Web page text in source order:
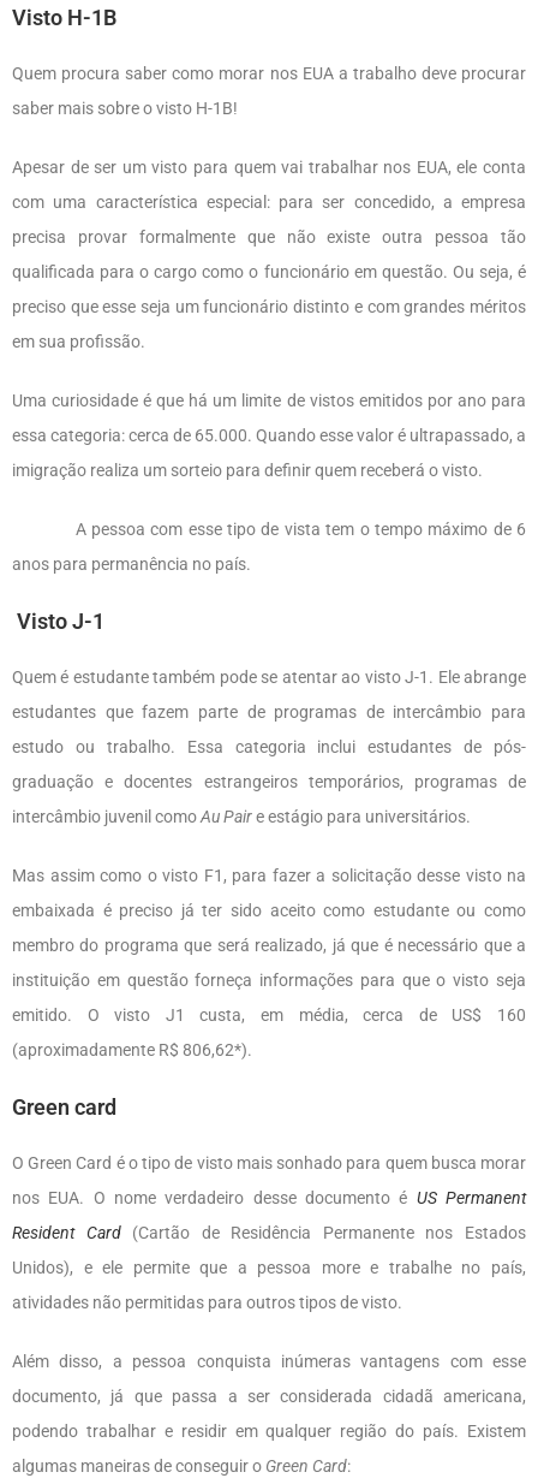
Visto H-1B
Quem procura saber como morar nos EUA a trabalho deve procurar
saber mais sobre o visto H-1B!
Apesar de ser um visto para quem vai trabalhar nos EUA, ele conta
com uma característica especial: para ser concedido, a empresa
precisa provar formalmente que não existe outra pessoa tão
qualificada para o cargo como o funcionário em questão. Ou seja, é
preciso que esse seja um funcionário distinto e com grandes méritos
em sua profissão.
Uma curiosidade é que há um limite de vistos emitidos por ano para
essa categoria: cerca de 65.000. Quando esse valor é ultrapassado, a
imigração realiza um sorteio para definir quem receberá o visto.
A pessoa com esse tipo de vista tem o tempo máximo de 6
anos para permanência no país.
Visto J-1
Quem é estudante também pode se atentar ao visto J-1. Ele abrange
estudantes que fazem parte de programas de intercâmbio para
estudo ou trabalho. Essa categoria inclui estudantes de pós-
graduação e docentes estrangeiros temporários, programas de
intercâmbio juvenil comoAu Paire estágio para universitários.
Mas assim como o visto F1, para fazer a solicitação desse visto na
embaixada é preciso já ter sido aceito como estudante ou como
membro do programa que será realizado, já que é necessário que a
instituição em questão forneça informações para que o visto seja
emitido. O visto J1 custa, em média, cerca de US$ 160
(aproximadamente R$ 806,62*).
Green card
O Green Card é o tipo de visto mais sonhado para quem busca morar
nos EUA. O nome verdadeiro desse documento é US Permanent
Resident Card(Cartão de Residência Permanente nos Estados
Unidos), e ele permite que a pessoa more e trabalhe no país,
atividades não permitidas para outros tipos de visto.
Além disso, a pessoa conquista inúmeras vantagens com esse
documento, já que passa a ser considerada cidadã americana,
podendo trabalhar e residir em qualquer região do país. Existem
algumas maneiras de conseguir o Green Card: